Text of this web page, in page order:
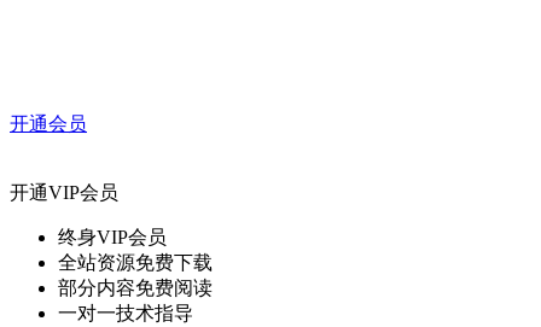
开通会员
开通VIP会员
终身VIP会员
全站资源免费下载
部分内容免费阅读
一对一技术指导